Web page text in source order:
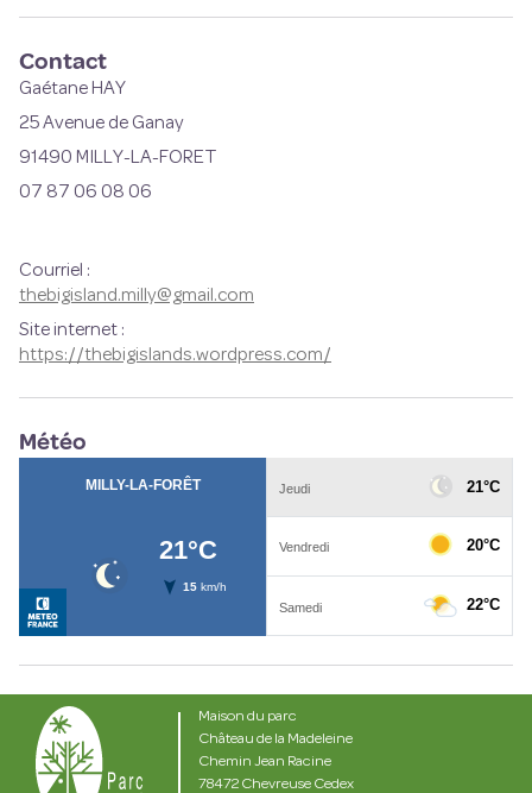
Contact
Gaétane HAY
25 Avenue de Ganay
91490 MILLY-LA-FORET
07 87 06 08 06
Courriel :
thebigisland.milly@gmail.com
Site internet :
https://thebigislands.wordpress.com/
Météo
Maison du parc
Château de la Madeleine
Chemin Jean Racine
78472 Chevreuse Cedex